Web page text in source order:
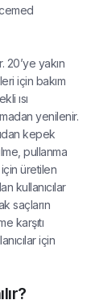
20’ye yakın
için bakım
ısı
yenilenir.
kepek
pullanma
için üretilen
kullanıcılar
saçların
karşıtı
için